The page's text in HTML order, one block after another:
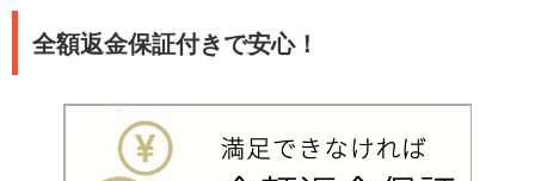
全額返金保証付きで安心！